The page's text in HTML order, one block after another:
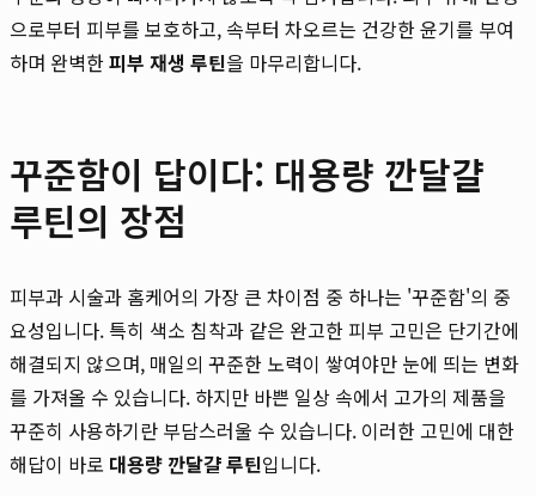
으로부터 피부를 보호하고, 속부터 차오르는 건강한 윤기를 부여
하며 완벽한피부 재생 루틴을 마무리합니다.
꾸준함이 답이다: 대용량 깐달걀
루틴의 장점
피부과 시술과 홈케어의 가장 큰 차이점 중 하나는 '꾸준함'의 중
요성입니다. 특히 색소 침착과 같은 완고한 피부 고민은 단기간에
해결되지 않으며, 매일의 꾸준한 노력이 쌓여야만 눈에 띄는 변화
를 가져올 수 있습니다. 하지만 바쁜 일상 속에서 고가의 제품을
꾸준히 사용하기란 부담스러울 수 있습니다. 이러한 고민에 대한
해답이 바로 대용량 깐달걀 루틴입니다.